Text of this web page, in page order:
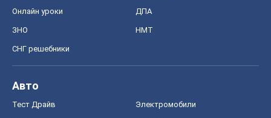
Онлайн уроки ДПА
ЗНО НМТ
СНГ решебники
Авто
Тест Драйв Электромобили